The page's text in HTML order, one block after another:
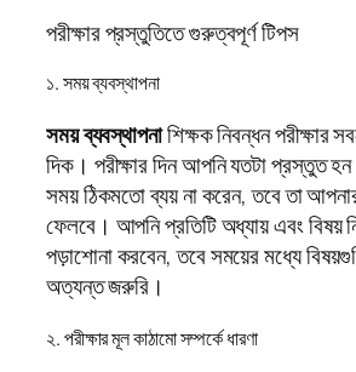
পরীক্ষার প্রস্তুতিতে গুরুত্বপূর্ণ টিপস
১. সময় ব্যবস্থাপনা
সময় ব্যবস্থাপনাশিক্ষক নিবন্ধন পরীক্ষার
দিক। পরীক্ষার দিন আপনি যতটা প্রস্তুত
সময় ঠিকমতো ব্যয় না করেন, তবে তা
ফেলবে। আপনি প্রতিটি অধ্যায় এবং বিষয়
পড়াশোনা করবেন, তবে সময়ের মধ্যে
অত্যন্ত জরুরি।
২. পরীক্ষার মূল কাঠামো সম্পর্কে ধারণা